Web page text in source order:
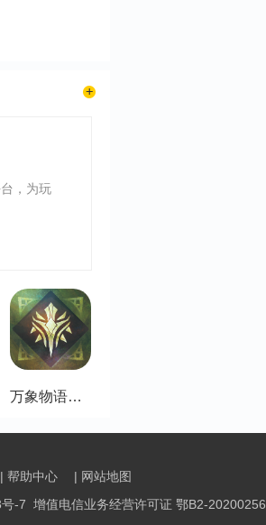
，为玩
万象物语九游版
| 帮助中心
| 网站地图
-7 增值电信业务经营许可证 鄂B2-20200256